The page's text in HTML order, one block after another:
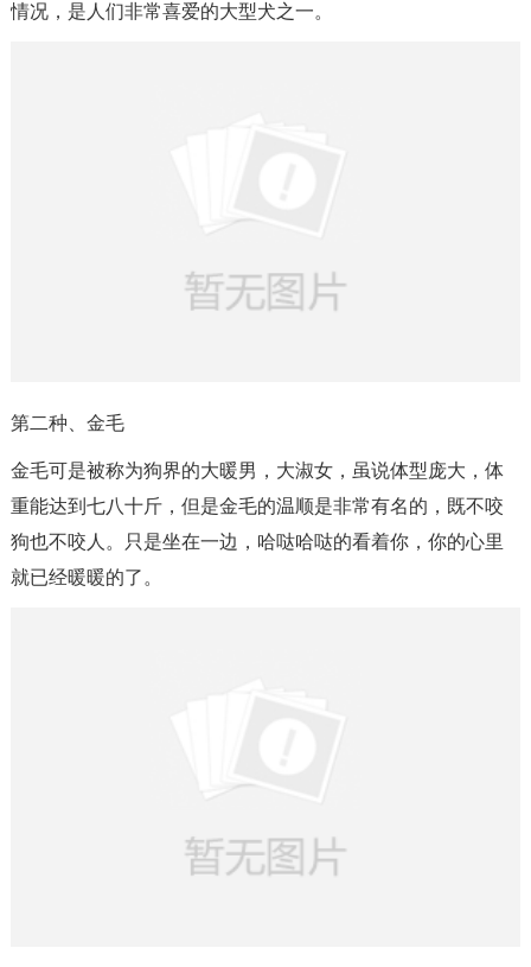
情况，是人们非常喜爱的大型犬之一。
第二种、金毛
金毛可是被称为狗界的大暖男，大淑女，虽说体型庞大，体
重能达到七八十斤，但是金毛的温顺是非常有名的，既不咬
狗也不咬人。只是坐在一边，哈哒哈哒的看着你，你的心里
就已经暖暖的了。